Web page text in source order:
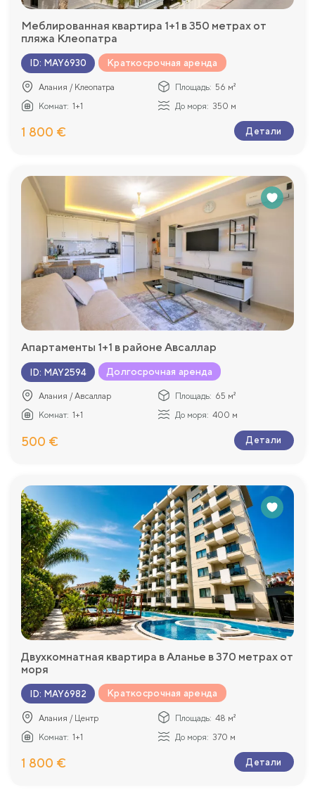
Меблированная квартира 1+1 в 350 метрах от
пляжа Клеопатра
ID: MAY6930 Краткосрочная аренда
Алания / Клеопатра Площадь: 56 м²
Комнат: 1+1 До моря: 350 м
1 800 € Детали
Апартаменты 1+1 в районе Авсаллар
ID: MAY2594 Долгосрочная аренда
Алания / Авсаллар Площадь: 65 м²
Комнат: 1+1 До моря: 400 м
500 € Детали
Двухкомнатная квартира в Аланье в 370 метрах от
моря
ID: MAY6982 Краткосрочная аренда
Алания / Центр Площадь: 48 м²
Комнат: 1+1 До моря: 370 м
1 800 € Детали